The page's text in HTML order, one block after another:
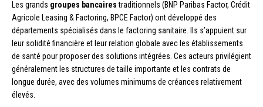
Les grands groupes bancairestraditionnels (BNP Paribas Factor, Crédit
Agricole Leasing & Factoring, BPCE Factor) ont développé des
départements spécialisés dans le factoring sanitaire. Ils s’appuient sur
leur solidité financière et leur relation globale avec les établissements
de santé pour proposer des solutions intégrées. Ces acteurs privilégient
généralement les structures de taille importante et les contrats de
longue durée, avec des volumes minimums de créances relativement
élevés.